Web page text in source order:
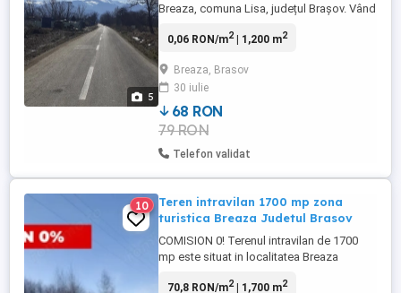
5
Breaza, comuna Lisa, județul Brașov. Vând
o zonă liniștită, cu aer curat și peisaj
vacanță sau investiție. Suprafață: 1200mp
, 12m front stradal Teren curat, întreținut, ...
0,06 RON/m2| 1,200 m2
Breaza, Brasov
30 iulie
68 RON
79 RON
Telefon validat
10
Teren intravilan 1700 mp zona
turistica Breaza Judetul Brasov
COMISION 0! Terenul intravilan de 1700
mp este situat in localitatea Breaza
dezvoltare si utilizare. Pozitionat intr-o
70,8 RON/m2| 1,700 m2